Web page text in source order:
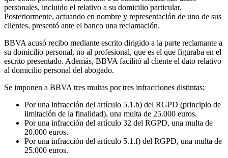
personales, incluido el relativo a su domicilio particular.
Posteriormente, actuando en nombre y representación de uno de sus
clientes, presentó ante el banco una reclamación.
BBVA acusó recibo mediante escrito dirigido a la parte reclamante a
su domicilio personal, no al profesional, que es el que figuraba en el
escrito presentado. Además, BBVA facilitó al cliente el dato relativo
al domicilio personal del abogado.
Se imponen a BBVA tres multas por tres infracciones distintas:
Por una infracción del artículo 5.1.b) del RGPD (principio de
limitación de la finalidad), una multa de 25.000 euros.
Por una infracción del artículo 32 del RGPD, una multa de
20.000 euros.
Por una infracción del artículo 5.1.f) del RGPD, una multa de
25.000 euros.